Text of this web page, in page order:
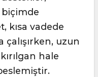
biçimde
kısa vadede
çalışırken, uzun
hale